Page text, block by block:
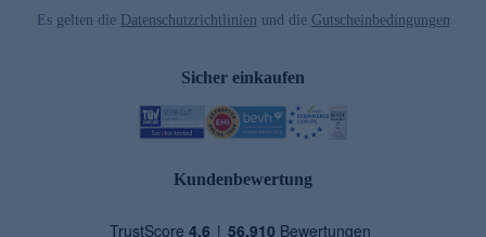
Es gelten die Datenschutzrichtlinien und die Gutscheinbedingungen
Sicher einkaufen
Kundenbewertung